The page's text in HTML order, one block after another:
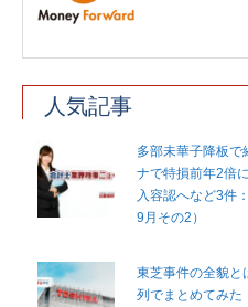
人気記事
多部未華子降板で
ナで特損前年2倍
入容認へなど3件
9月その2）
東芝事件の全貌と
列でまとめてみた